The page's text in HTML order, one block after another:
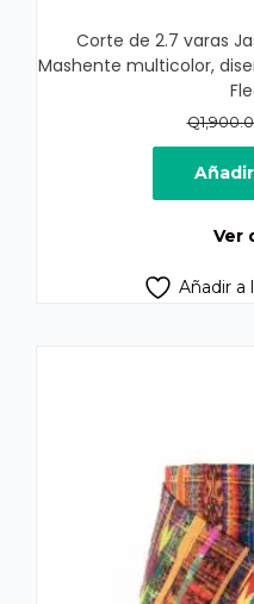
Corte de 2.7 varas
Mashente multicolor,
Q
Ver
Añadir a